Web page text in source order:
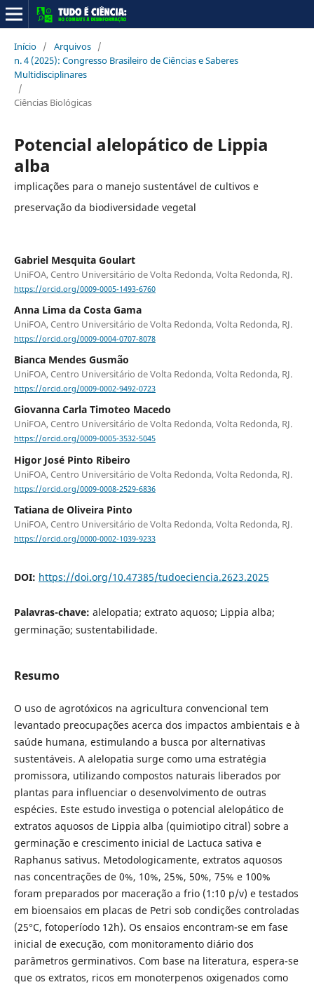
Início / Arquivos /
n. 4 (2025): Congresso Brasileiro de Ciências e Saberes
Multidisciplinares
/
Ciências Biológicas
Potencial alelopático de Lippia
alba
implicações para o manejo sustentável de cultivos e
preservação da biodiversidade vegetal
Gabriel Mesquita Goulart
UniFOA, Centro Universitário de Volta Redonda, Volta Redonda, RJ.
https://orcid.org/0009-0005-1493-6760
Anna Lima da Costa Gama
UniFOA, Centro Universitário de Volta Redonda, Volta Redonda, RJ.
https://orcid.org/0009-0004-0707-8078
Bianca Mendes Gusmão
UniFOA, Centro Universitário de Volta Redonda, Volta Redonda, RJ.
https://orcid.org/0009-0002-9492-0723
Giovanna Carla Timoteo Macedo
UniFOA, Centro Universitário de Volta Redonda, Volta Redonda, RJ.
https://orcid.org/0009-0005-3532-5045
Higor José Pinto Ribeiro
UniFOA, Centro Universitário de Volta Redonda, Volta Redonda, RJ.
https://orcid.org/0009-0008-2529-6836
Tatiana de Oliveira Pinto
UniFOA, Centro Universitário de Volta Redonda, Volta Redonda, RJ.
https://orcid.org/0000-0002-1039-9233
DOI: https://doi.org/10.47385/tudoeciencia.2623.2025
Palavras-chave: alelopatia; extrato aquoso; Lippia alba;
germinação; sustentabilidade.
Resumo
O uso de agrotóxicos na agricultura convencional tem
levantado preocupações acerca dos impactos ambientais e à
saúde humana, estimulando a busca por alternativas
sustentáveis. A alelopatia surge como uma estratégia
promissora, utilizando compostos naturais liberados por
plantas para influenciar o desenvolvimento de outras
espécies. Este estudo investiga o potencial alelopático de
extratos aquosos de Lippia alba (quimiotipo citral) sobre a
germinação e crescimento inicial de Lactuca sativa e
Raphanus sativus. Metodologicamente, extratos aquosos
nas concentrações de 0%, 10%, 25%, 50%, 75% e 100%
foram preparados por maceração a frio (1:10 p/v) e testados
em bioensaios em placas de Petri sob condições controladas
(25°C, fotoperíodo 12h). Os ensaios encontram-se em fase
inicial de execução, com monitoramento diário dos
parâmetros germinativos. Com base na literatura, espera-se
que os extratos, ricos em monoterpenos oxigenados como